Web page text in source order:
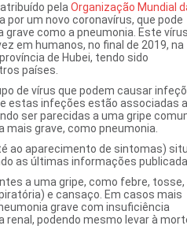
pela Organização Mundial
por um novo coronavírus, que pode
como a pneumonia. Este
em humanos, no final de 2019, na
de Hubei, tendo sido
países.
de vírus que podem causar
estas infeções estão associadas
ser parecidas a uma gripe
mais grave, como pneumonia.
ao aparecimento de sintomas)
as últimas informações
a uma gripe, como febre, tosse,
e cansaço. Em casos mais
grave com insuficiência
renal, podendo mesmo levar à